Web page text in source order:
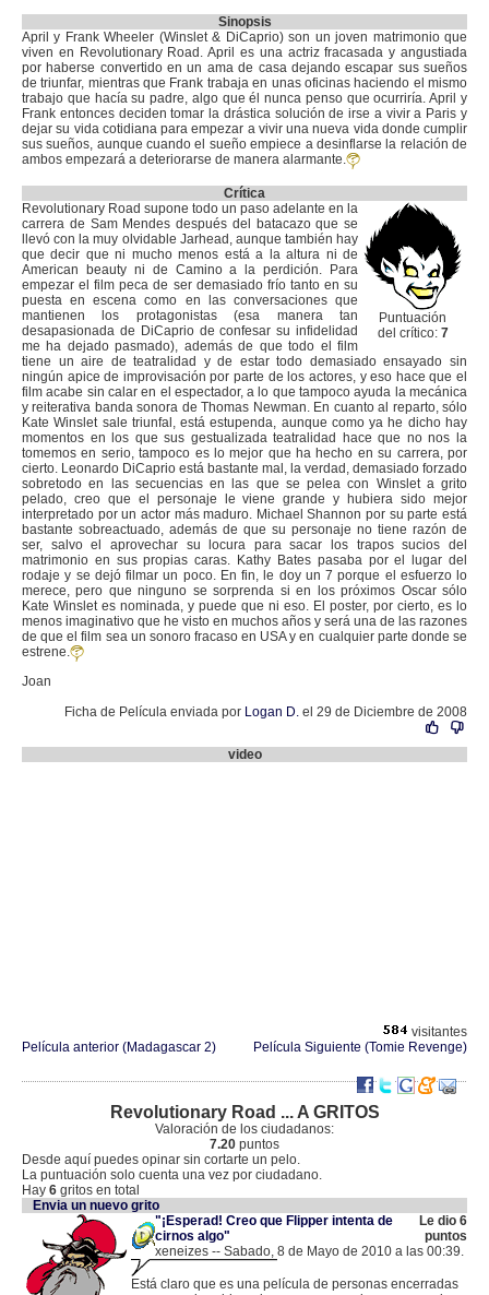
Sinopsis
April y Frank Wheeler (Winslet & DiCaprio) son un joven matrimonio que
viven en Revolutionary Road. April es una actriz fracasada y angustiada
por haberse convertido en un ama de casa dejando escapar sus sueños
de triunfar, mientras que Frank trabaja en unas oficinas haciendo el mismo
trabajo que hacía su padre, algo que él nunca penso que ocurriría. April y
Frank entonces deciden tomar la drástica solución de irse a vivir a Paris y
dejar su vida cotidiana para empezar a vivir una nueva vida donde cumplir
sus sueños, aunque cuando el sueño empiece a desinflarse la relación de
ambos empezará a deteriorarse de manera alarmante.
Crítica
Puntuación
del crítico: 7
Revolutionary Road supone todo un paso adelante en la
carrera de Sam Mendes después del batacazo que se
llevó con la muy olvidable Jarhead, aunque también hay
que decir que ni mucho menos está a la altura ni de
American beauty ni de Camino a la perdición. Para
empezar el film peca de ser demasiado frío tanto en su
puesta en escena como en las conversaciones que
mantienen los protagonistas (esa manera tan
desapasionada de DiCaprio de confesar su infidelidad
me ha dejado pasmado), además de que todo el film
tiene un aire de teatralidad y de estar todo demasiado ensayado sin
ningún apice de improvisación por parte de los actores, y eso hace que el
film acabe sin calar en el espectador, a lo que tampoco ayuda la mecánica
y reiterativa banda sonora de Thomas Newman. En cuanto al reparto, sólo
Kate Winslet sale triunfal, está estupenda, aunque como ya he dicho hay
momentos en los que sus gestualizada teatralidad hace que no nos la
tomemos en serio, tampoco es lo mejor que ha hecho en su carrera, por
cierto. Leonardo DiCaprio está bastante mal, la verdad, demasiado forzado
sobretodo en las secuencias en las que se pelea con Winslet a grito
pelado, creo que el personaje le viene grande y hubiera sido mejor
interpretado por un actor más maduro. Michael Shannon por su parte está
bastante sobreactuado, además de que su personaje no tiene razón de
ser, salvo el aprovechar su locura para sacar los trapos sucios del
matrimonio en sus propias caras. Kathy Bates pasaba por el lugar del
rodaje y se dejó filmar un poco. En fin, le doy un 7 porque el esfuerzo lo
merece, pero que ninguno se sorprenda si en los próximos Oscar sólo
Kate Winslet es nominada, y puede que ni eso. El poster, por cierto, es lo
menos imaginativo que he visto en muchos años y será una de las razones
de que el film sea un sonoro fracaso en USA y en cualquier parte donde se
estrene.
Joan
Ficha de Película enviada por Logan D. el 29 de Diciembre de 2008
video
visitantes
Película anterior (Madagascar 2)
Película Siguiente (Tomie Revenge)
Revolutionary Road ... A GRITOS
Valoración de los ciudadanos:
7.20 puntos
Desde aquí puedes opinar sin cortarte un pelo.
La puntuación solo cuenta una vez por ciudadano.
Hay 6 gritos en total
Envia un nuevo grito
"¡Esperad! Creo que Flipper intenta de
cirnos algo"
Le dio 6
puntos
xeneizes -- Sabado, 8 de Mayo de 2010 a las 00:39.
Está claro que es una película de personas encerradas